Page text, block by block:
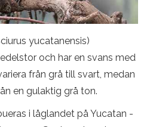
yucatanensis)
och har en svans med
från grå till svart, medan
en gulaktig grå ton.
i låglandet på Yucatan -